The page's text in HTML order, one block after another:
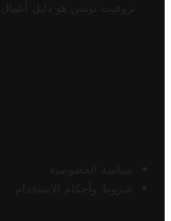
تروفيت تونس هو دليل
سياسة الخصوصية
شروط وأحكام الاستخدام